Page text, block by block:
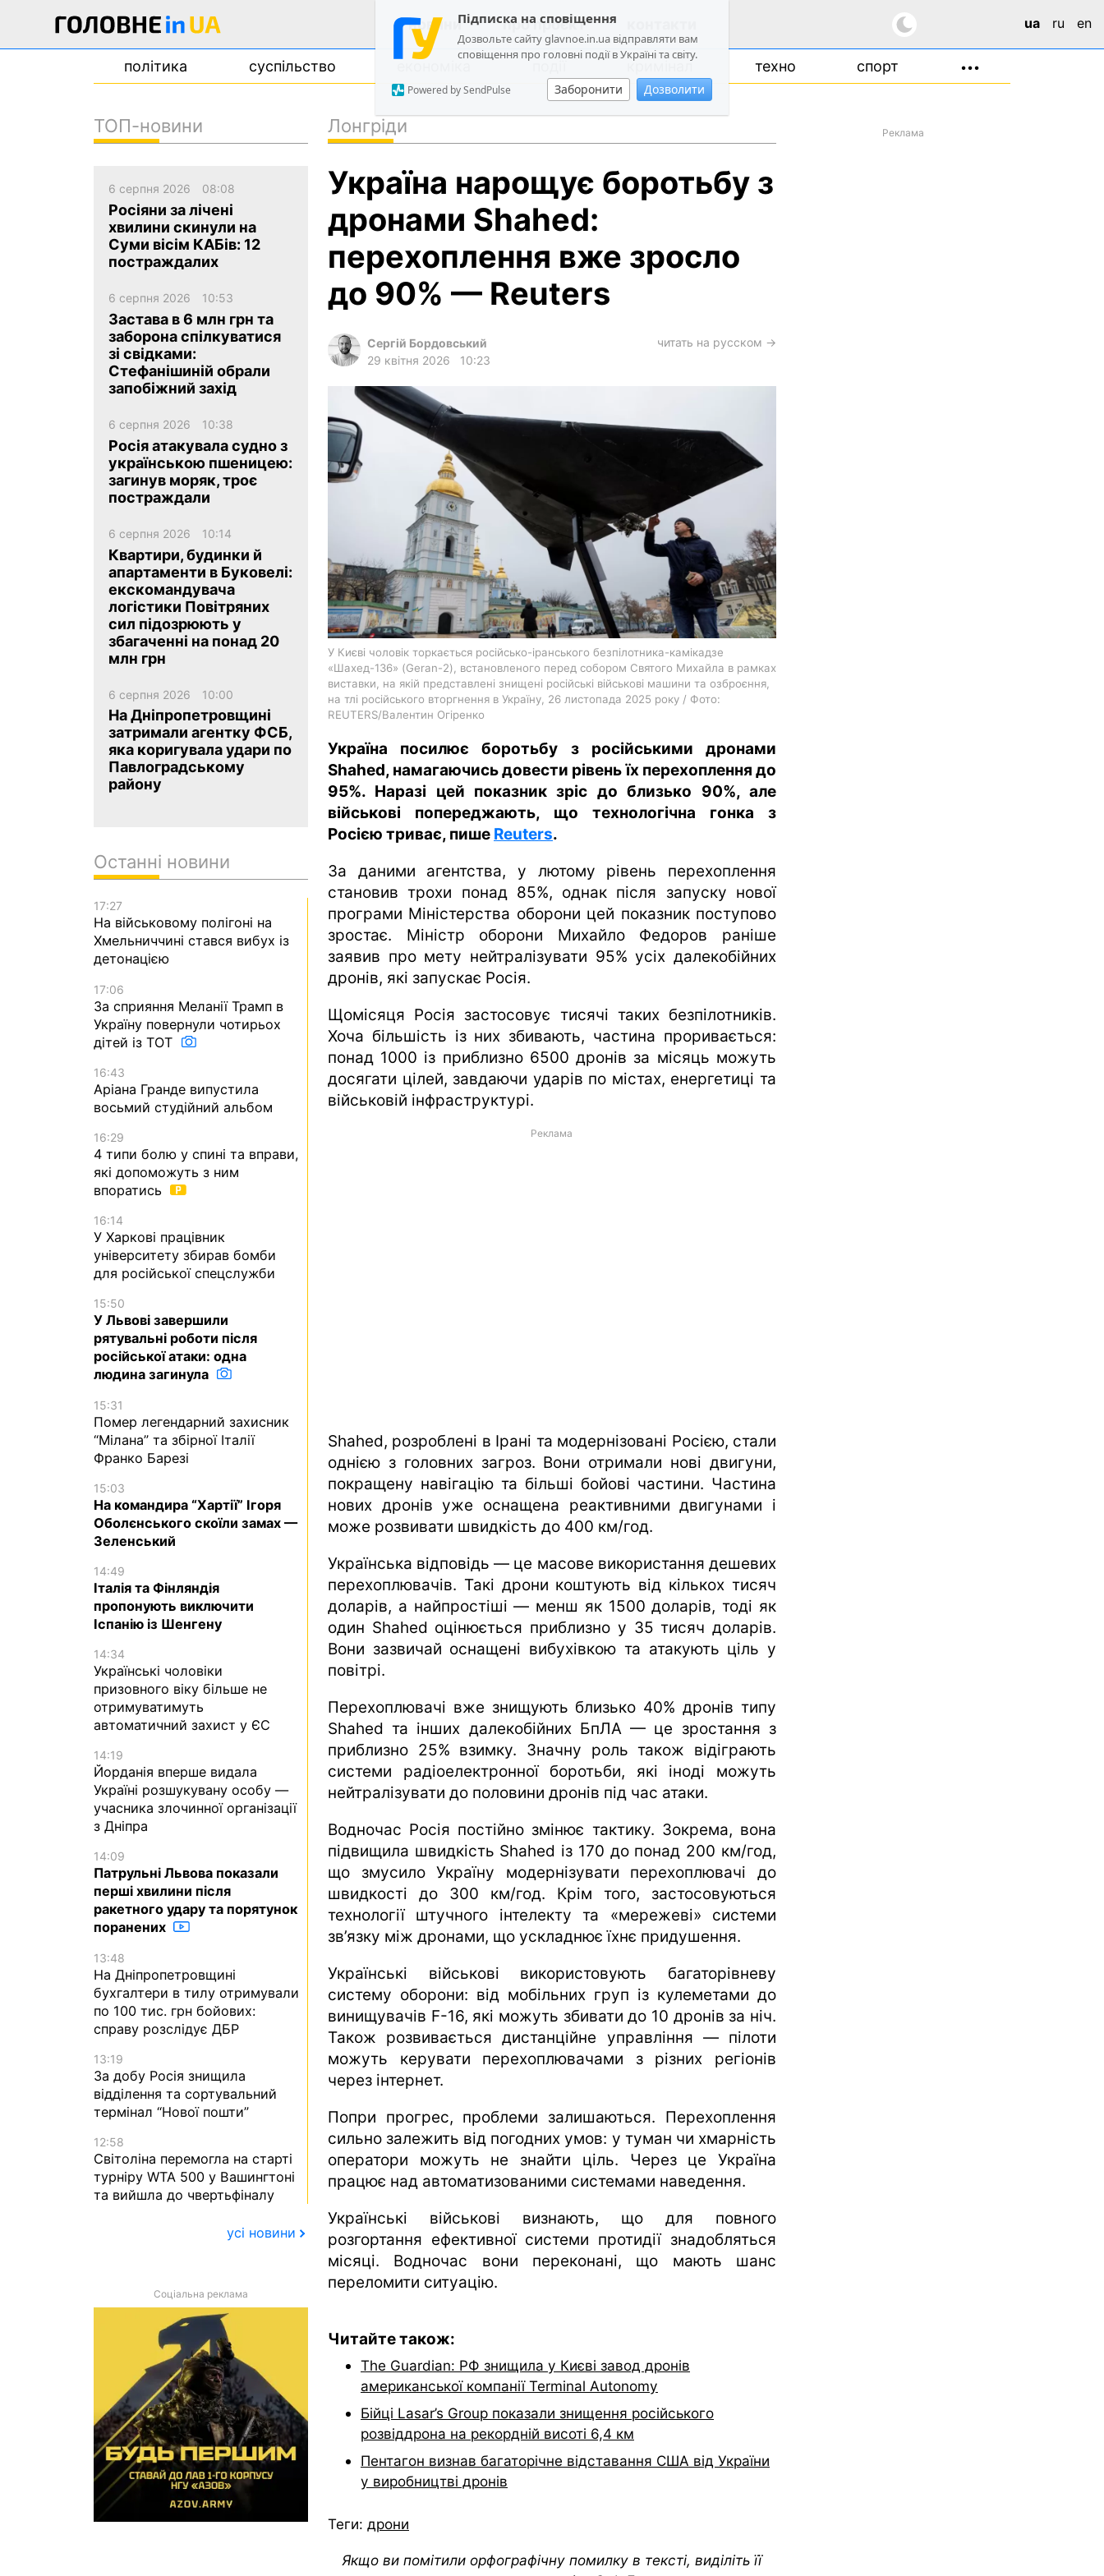
Підписка на сповіщення
Дозвольте сайту glavnoe.in.ua відправляти вам
сповіщення про головні події в Україні та світу.
Заборонити Дозволити
Powered by SendPulse
новини про проєкт ua ru en
політика суспільство кримінал техно спорт •••
політика
суспільство
економіка
події
кримінал
техно
gambling
en
Лонгріди
Україна нарощує боротьбу з
дронами Shahed:
перехоплення вже зросло
до 90% — Reuters
Сергій Бордовський
29 квітня 2026
10:23
читать на русском →
У Києві чоловік торкається російсько-іранського безпілотника-камікадзе
«Шахед-136» (Geran-2), встановленого перед собором Святого Михайла в рамках
виставки, на якій представлені знищені російські військові машини та озброєння,
на тлі російського вторгнення в Україну, 26 листопада 2025 року / Фото:
REUTERS/Валентин Огіренко
Україна посилює боротьбу з російськими дронами
Shahed, намагаючись довести рівень їх перехоплення до
95%. Наразі цей показник зріс до близько 90%, але
військові попереджають, що технологічна гонка з
Росією триває, пише Reuters.
За даними агентства, у лютому рівень перехоплення
становив трохи понад 85%, однак після запуску нової
програми Міністерства оборони цей показник поступово
зростає. Міністр оборони Михайло Федоров раніше
заявив про мету нейтралізувати 95% усіх далекобійних
дронів, які запускає Росія.
Щомісяця Росія застосовує тисячі таких безпілотників.
Хоча більшість із них збивають, частина проривається:
понад 1000 із приблизно 6500 дронів за місяць можуть
досягати цілей, завдаючи ударів по містах, енергетиці та
військовій інфраструктурі.
Реклама
Shahed, розроблені в Ірані та модернізовані Росією, стали
однією з головних загроз. Вони отримали нові двигуни,
покращену навігацію та більші бойові частини. Частина
нових дронів уже оснащена реактивними двигунами і
може розвивати швидкість до 400 км/год.
Українська відповідь — це масове використання дешевих
перехоплювачів. Такі дрони коштують від кількох тисяч
доларів, а найпростіші — менш як 1500 доларів, тоді як
один Shahed оцінюється приблизно у 35 тисяч доларів.
Вони зазвичай оснащені вибухівкою та атакують ціль у
повітрі.
Перехоплювачі вже знищують близько 40% дронів типу
Shahed та інших далекобійних БпЛА — це зростання з
приблизно 25% взимку. Значну роль також відіграють
системи радіоелектронної боротьби, які іноді можуть
нейтралізувати до половини дронів під час атаки.
Водночас Росія постійно змінює тактику. Зокрема, вона
підвищила швидкість Shahed із 170 до понад 200 км/год,
що змусило Україну модернізувати перехоплювачі до
швидкості до 300 км/год. Крім того, застосовуються
технології штучного інтелекту та «мережеві» системи
зв’язку між дронами, що ускладнює їхнє придушення.
Українські військові використовують багаторівневу
систему оборони: від мобільних груп із кулеметами до
винищувачів F-16, які можуть збивати до 10 дронів за ніч.
Також розвивається дистанційне управління — пілоти
можуть керувати перехоплювачами з різних регіонів
через інтернет.
Попри прогрес, проблеми залишаються. Перехоплення
сильно залежить від погодних умов: у туман чи хмарність
оператори можуть не знайти ціль. Через це Україна
працює над автоматизованими системами наведення.
Українські військові визнають, що для повного
розгортання ефективної системи протидії знадобляться
місяці. Водночас вони переконані, що мають шанс
переломити ситуацію.
Читайте також:
The Guardian: РФ знищила у Києві завод дронів
американської компанії Terminal Autonomy
Бійці Lasar’s Group показали знищення російського
розвіддрона на рекордній висоті 6,4 км
Пентагон визнав багаторічне відставання США від України
у виробництві дронів
Теги: дрони
Якщо ви помітили орфографічну помилку в тексті, виділіть її
Реклама
ТОП-новини
6 серпня 2026 08:08
Росіяни за лічені
хвилини скинули на
Суми вісім КАБів: 12
постраждалих
6 серпня 2026 10:53
Застава в 6 млн грн та
заборона спілкуватися
зі свідками:
Стефанішиній обрали
запобіжний захід
6 серпня 2026 10:38
Росія атакувала судно з
українською пшеницею:
загинув моряк, троє
постраждали
6 серпня 2026 10:14
Квартири, будинки й
апартаменти в Буковелі:
екскомандувача
логістики Повітряних
сил підозрюють у
збагаченні на понад 20
млн грн
6 серпня 2026 10:00
На Дніпропетровщині
затримали агентку ФСБ,
яка коригувала удари по
Павлоградському
району
Останні новини
17:27
На військовому полігоні на
Хмельниччині стався вибух із
детонацією
17:06
За сприяння Меланії Трамп в
Україну повернули чотирьох
дітей із ТОТ
16:43
Аріана Гранде випустила
восьмий студійний альбом
16:29
4 типи болю у спині та вправи,
які допоможуть з ним
впоратись
16:14
У Харкові працівник
університету збирав бомби
для російської спецслужби
15:50
У Львові завершили
рятувальні роботи після
російської атаки: одна
людина загинула
15:31
Помер легендарний захисник
“Мілана” та збірної Італії
Франко Барезі
15:03
На командира “Хартії” Ігоря
Оболєнського скоїли замах —
Зеленський
14:49
Італія та Фінляндія
пропонують виключити
Іспанію із Шенгену
14:34
Українські чоловіки
призовного віку більше не
отримуватимуть
автоматичний захист у ЄС
14:19
Йорданія вперше видала
Україні розшукувану особу —
учасника злочинної організації
з Дніпра
14:09
Патрульні Львова показали
перші хвилини після
ракетного удару та порятунок
поранених
13:48
На Дніпропетровщині
бухгалтери в тилу отримували
по 100 тис. грн бойових:
справу розслідує ДБР
13:19
За добу Росія знищила
відділення та сортувальний
термінал “Нової пошти”
12:58
Світоліна перемогла на старті
турніру WTA 500 у Вашингтоні
та вийшла до чвертьфіналу
усі новини
Соціальна реклама